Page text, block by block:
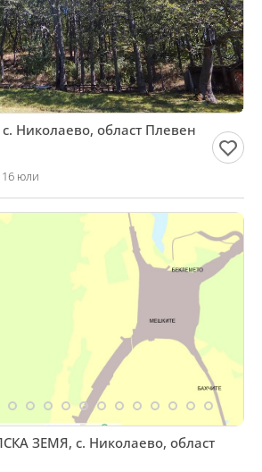
Николаево, област Плевен
юли
ЗЕМЯ, с. Николаево, област